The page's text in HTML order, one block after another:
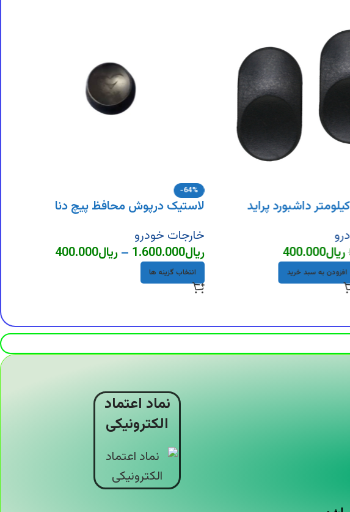
داشبورد پراید
ریال400.000
افزودن به سبد خرید
-64%
لاستیک درپوش محافظ پیچ دنا
خارجات خودرو
ریال1.600.000
– ریال400.000
انتخاب گزینه ها
نماد اعتماد
الکترونیکی